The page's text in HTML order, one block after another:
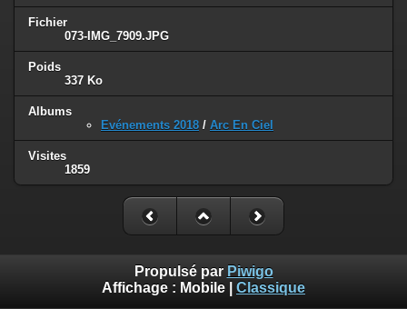
Fichier
073-IMG_7909.JPG
Poids
337 Ko
Albums
Evénements 2018 / Arc En Ciel
Visites
1859
Propulsé par Piwigo
Affichage : Mobile Classique